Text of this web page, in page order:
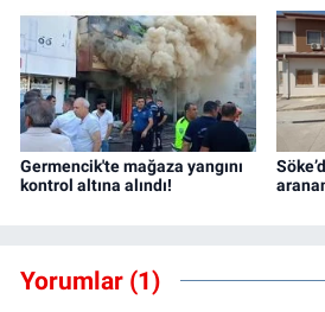
Germencik'te mağaza yangını
kontrol altına alındı!
Yorumlar (1)